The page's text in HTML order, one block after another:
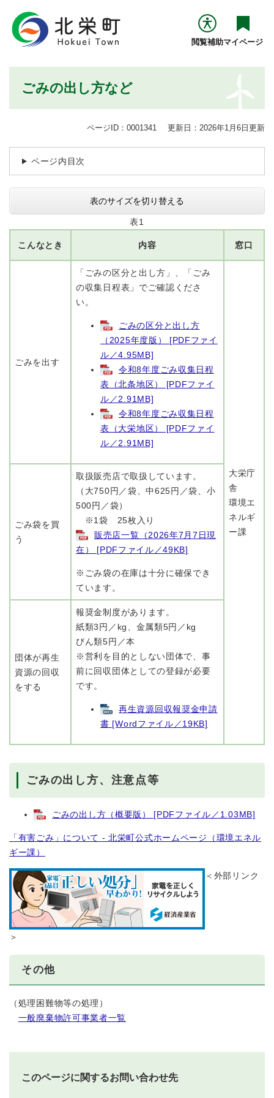
閲覧補助マイページ
ごみの出し方など
ページID：0001341 更新日：2026年1月6日更新
ページ内目次
表のサイズを切り替える
表1
こんなとき 内容 窓口
ごみを出す
「ごみの区分と出し方」、「ごみ
の収集日程表」でご確認くださ
い。
ごみの区分と出し方
（2025年度版） [PDFファイ
ル／4.95MB]
令和8年度ごみ収集日程
表（北条地区） [PDFファイ
ル／2.91MB]
令和8年度ごみ収集日程
表（大栄地区） [PDFファイ
ル／2.91MB]
大栄庁
舎
環境エ
ネルギ
ー課
ごみ袋を買
う
取扱販売店で取扱しています。
（大750円／袋、中625円／袋、小
500円／袋）
※1袋 25枚入り
販売店一覧（2026年7月7日現
在） [PDFファイル／49KB]
※ごみ袋の在庫は十分に確保でき
ています。
団体が再生
資源の回収
をする
報奨金制度があります。
紙類3円／kg、金属類5円／kg
びん類5円／本
※営利を目的としない団体で、事
前に回収団体としての登録が必要
です。
再生資源回収報奨金申請
書 [Wordファイル／19KB]
ごみの出し方、注意点等
ごみの出し方（概要版） [PDFファイル／1.03MB]
「有害ごみ」について - 北栄町公式ホームページ（環境エネル
ギー課）
＜外部リンク
＞
その他
（処理困難物等の処理）
一般廃棄物許可事業者一覧
このページに関するお問い合わせ先